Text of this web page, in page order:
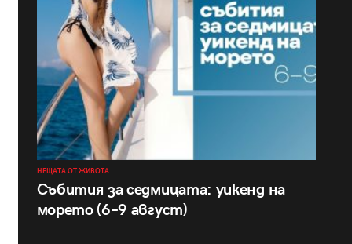
НЕЩАТА ОТ ЖИВОТА
Събития за седмицата: уикенд на
морето (6–9 август)